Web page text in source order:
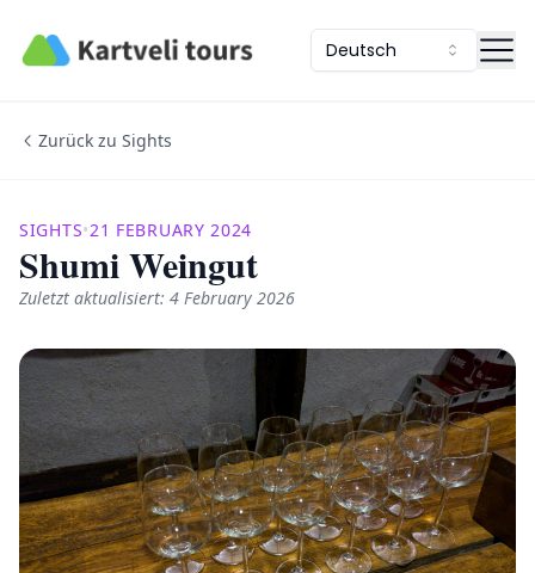
Kartveli Tours Deutsch
Zurück zu Sights
SIGHTS•21 FEBRUARY 2024
Shumi Weingut
Zuletzt aktualisiert: 4 February 2026